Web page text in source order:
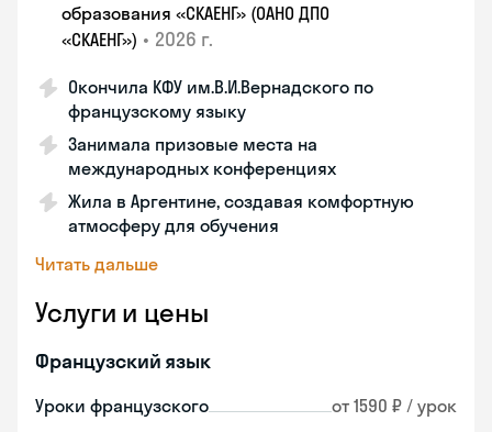
образования «СКАЕНГ» (ОАНО ДПО
«СКАЕНГ») • 2026 г.
Окончила КФУ им.В.И.Вернадского по
французскому языку
Занимала призовые места на
международных конференциях
Жила в Аргентине, создавая комфортную
атмосферу для обучения
Читать дальше
Услуги и цены
Французский язык
Уроки французского от 1590 ₽ / урок